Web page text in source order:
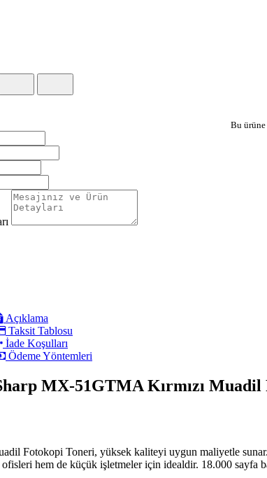
Bu
Açıklama
Taksit Tablosu
İade Koşulları
Ödeme Yöntemleri
MX-51GTMA Kırmızı
Fotokopi Toneri, yüksek kaliteyi uygun maliyetle
hem de küçük işletmeler için idealdir. 18.000 sayfa